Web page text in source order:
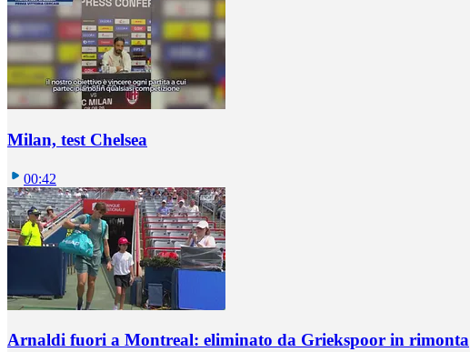
Milan, test Chelsea
00:42
Arnaldi fuori a Montreal: eliminato da Griekspoor in rimonta